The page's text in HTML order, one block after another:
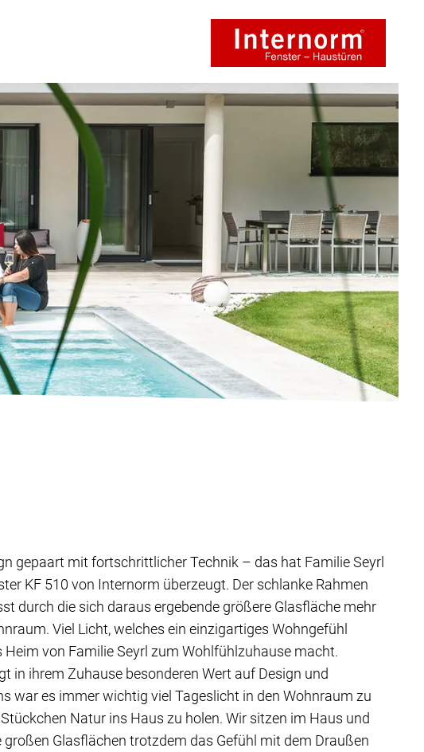
gepaart mit fortschrittlicher Technik – das hat Familie Seyrl
KF 510 von Internorm überzeugt. Der schlanke Rahmen
durch die sich daraus ergebende größere Glasfläche mehr
Viel Licht, welches ein einzigartiges Wohngefühl
Heim von Familie Seyrl zum Wohlfühlzuhause macht.
in ihrem Zuhause besonderen Wert auf Design und
war es immer wichtig viel Tageslicht in den Wohnraum zu
Natur ins Haus zu holen. Wir sitzen im Haus und
großen Glasflächen trotzdem das Gefühl mit dem Draußen